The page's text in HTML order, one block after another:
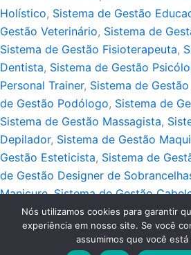
Holístico, Sistema de Gestão
Gestão Veterinário, Sistema de
Sistema de Gestão Fisioterapeuta,
Dentista, Sistema de Gestão
Personal Trainer, Sistema de
de Gestão Podólogo, Sistema de
Sistema de Gestão Massagista,
Depilador, Sistema de Gestão
Gestão Esteticista, Sistema de
de Gestão Designer de
Manicure,Sistema de Gestão
Gestão Barbeiro ,Sistema de
Copyright © 2026 Blog Sistemas
Produtos
Nós utilizamos cookies para garantir
experiência em nosso site. Se você
assumimos que você